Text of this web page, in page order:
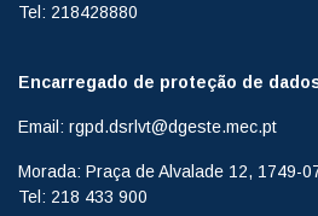
Tel: 218428880
Encarregado de proteção de
Email: rgpd.dsrlvt@dgeste.mec.pt
Morada: Praça de Alvalade 12, 1749-
Tel: 218 433 900